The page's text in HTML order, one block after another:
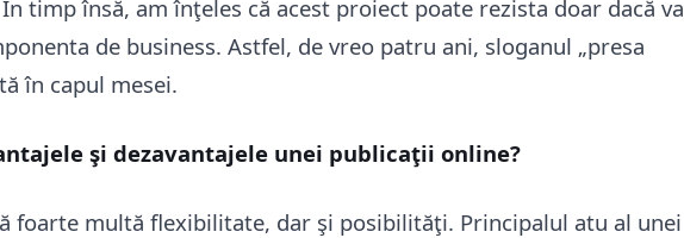
timp însă, am înţeles că acest proiect poate rezista doar dacă va
de business. Astfel, de vreo patru ani, sloganul „presa
în capul mesei.
şi dezavantajele unei publicaţii online?
foarte multă flexibilitate, dar şi posibilităţi. Principalul atu al unei